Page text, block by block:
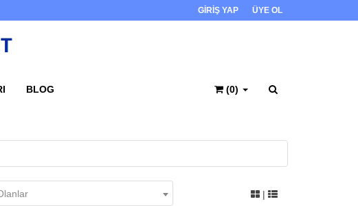
GİRİŞ YAP ÜYE OL
BLOG (0)
|